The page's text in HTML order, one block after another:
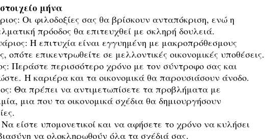
μήνα
Οι φιλοδοξίες σας θα βρίσκουν ανταπόκριση, ενώ η
πρόοδος θα επιτευχθεί με σκληρή δουλειά.
Η επιτυχία είναι εγγυημένη με μακροπρόθεσμους
οπότε επικεντρωθείτε σε μελλοντικές οικονομικές υποθέσεις.
Περάστε περισσότερο χρόνο με τον σύντροφο σας και
Η καριέρα και τα οικονομικά θα παρουσιάσουν άνοδο.
Θα πρέπει να αντιμετωπίσετε τα προβλήματα με
μια που τα οικονομικά σχέδια θα δημιουργήσουν
είστε υπομονετικοί και να αφήσετε το χρόνο να κυλήσει
να ολοκληρωθούν όλα τα σχέδιά σας.